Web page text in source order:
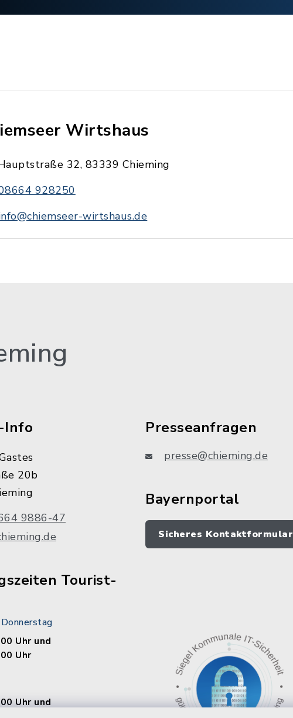
Wirtshaus
32, 83339 Chieming
928250
wirtshaus.de
Info
20b
9886-47
Tourist-
Uhr und
Uhr
Uhr und
Presseanfragen
presse@chieming.de
Bayernportal
Sicheres Kontaktformular